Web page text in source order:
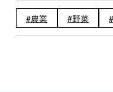
農業 野菜